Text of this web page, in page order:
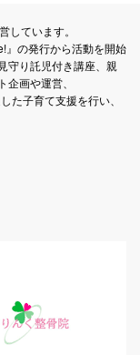
しています。
』の発行から活動を開始
守り託児付き講座、親
画や運営、
た子育て支援を行い、